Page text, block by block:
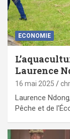
ECONOMIE
Laurence
16 mai 2025
Laurence
Pêche et de